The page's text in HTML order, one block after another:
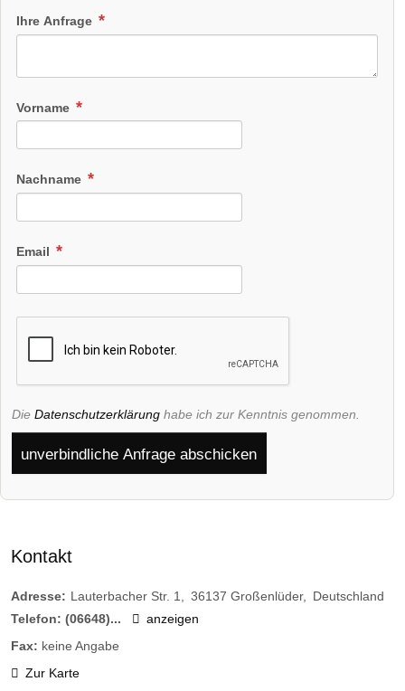
Ihre Anfrage
Vorname
Nachname
Email
Die Datenschutzerklärung habe ich zur Kenntnis genommen.
unverbindliche Anfrage abschicken
Kontakt
Adresse: Lauterbacher Str. 1 36137 Großenlüder
Deutschland
Telefon: (06648)...
anzeigen
Fax: keine Angabe
Zur Karte